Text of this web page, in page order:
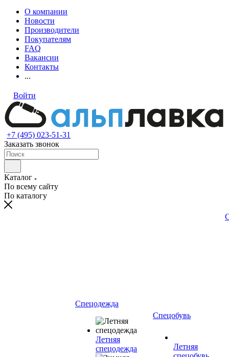
О компании
Новости
Производители
Покупателям
FAQ
Вакансии
Контакты
...
Войти
+7 (495) 023-51-31
Заказать звонок
Каталог
По всему сайту
По каталогу
Спецодежда
Летняя
спецодежда
Спецобувь
Летняя